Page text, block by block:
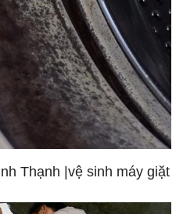
Thạnh |vệ sinh máy giặt